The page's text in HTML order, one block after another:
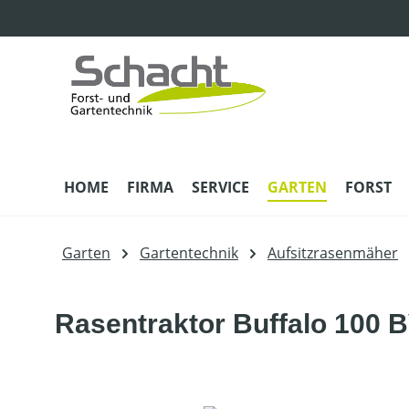
HOME FIRMA SERVICE GARTEN FORST
Garten Gartentechnik Aufsitzrasenmäher
Rasentraktor Buffalo 100